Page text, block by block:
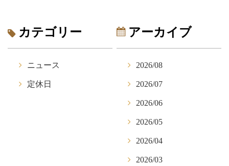
カテゴリー
ニュース
定休日
アーカイブ
2026/08
2026/07
2026/06
2026/05
2026/04
2026/03